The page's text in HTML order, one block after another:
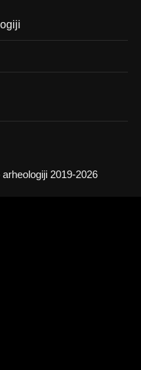
2019-2026